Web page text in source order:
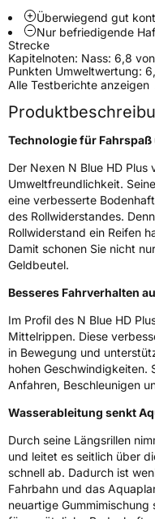
NasshaftungA
Rollgeräusch (Klasse)B
FahrzeugklasseC1
3PMSF /
EisgripNein
EPREL ID430607
Allgemeine
HerstellerkontaktNEXEN
Überwiegend gut
Nur befriedigende
Strecke
Kapitelnoten: Nass: 6,8
Punkten Umweltwertung:
Alle Testberichte anzeigen
Technologie für
Der Nexen N Blue HD Plus
Umweltfreundlichkeit.
eine verbesserte
des Rollwiderstandes.
Rollwiderstand ein Reifen
Damit schonen Sie nicht
Geldbeutel.
Besseres Fahrverhalten
Im Profil des N Blue HD
Mittelrippen. Diese
in Bewegung und
hohen Geschwindigkeiten.
Anfahren, Beschleunigen
Wasserableitung senkt
Durch seine Längsrillen
und leitet es seitlich über
schnell ab. Dadurch ist
Fahrbahn und das
neuartige